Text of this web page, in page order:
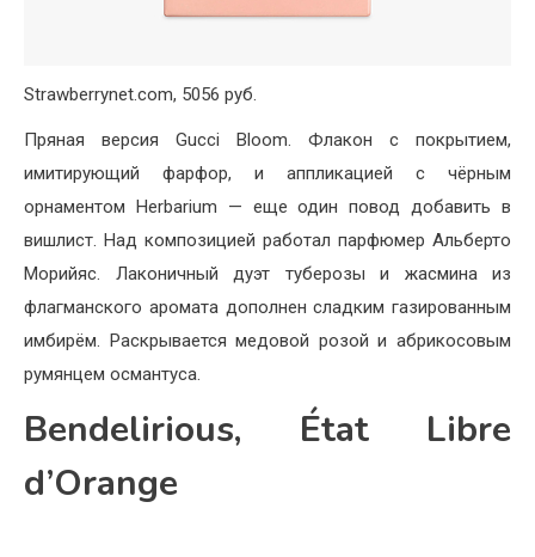
Strawberrynet.com, 5056 руб.
Пряная версия Gucci Bloom. Флакон с покрытием,
имитирующий фарфор, и аппликацией с чёрным
орнаментом Herbarium — еще один повод добавить в
вишлист. Над композицией работал парфюмер Альберто
Морийяс. Лаконичный дуэт туберозы и жасмина из
флагманского аромата дополнен сладким газированным
имбирём. Раскрывается медовой розой и абрикосовым
румянцем османтуса.
Bendelirious, État Libre
d’Orange